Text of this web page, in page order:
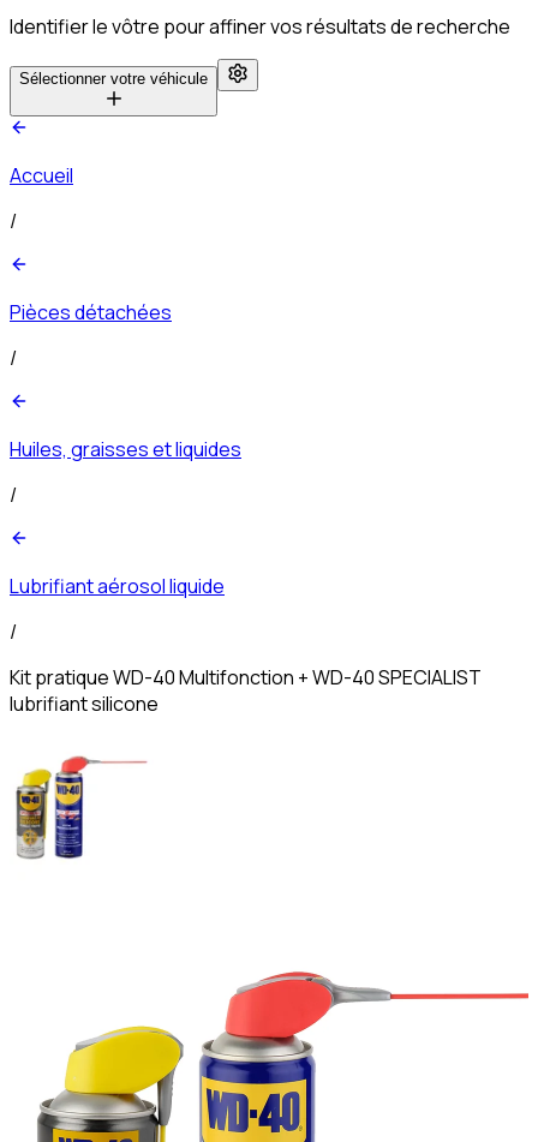
Identifier le vôtre pour affiner vos résultats de recherche
Sélectionner votre véhicule
Accueil
/
Pièces détachées
/
Huiles, graisses et liquides
/
Lubrifiant aérosol liquide
/
Kit pratique WD-40 Multifonction + WD-40 SPECIALIST
lubrifiant silicone